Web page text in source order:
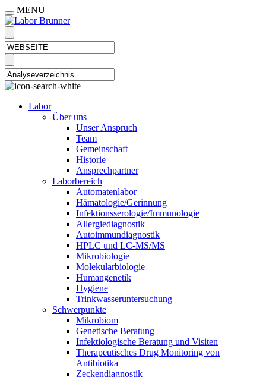
MENU
Labor
Über uns
Unser Anspruch
Team
Gemeinschaft
Historie
Ansprechpartner
Laborbereich
Automatenlabor
Hämatologie/Gerinnung
Infektionsserologie/Immunologie
Allergiediagnostik
Autoimmundiagnostik
HPLC und LC-MS/MS
Mikrobiologie
Molekularbiologie
Humangenetik
Hygiene
Trinkwasseruntersuchung
Schwerpunkte
Mikrobiom
Genetische Beratung
Infektiologische Beratung und Visiten
Therapeutisches Drug Monitoring von
Antibiotika
Zeckendiagnostik